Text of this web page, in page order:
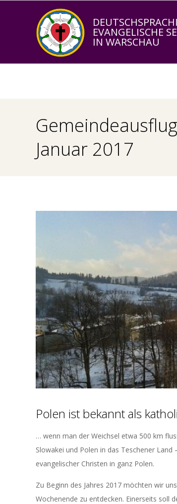
EVANGELISCHE
IN WARSCHAU
Januar 2017
Polen ist bekannt als
… wenn man der Weichsel etwa 500 km
Slowakei und Polen in das Teschener
evangelischer Christen in ganz Polen.
Zu Beginn des Jahres 2017 möchten wir
Wochenende zu entdecken. Einerseits soll